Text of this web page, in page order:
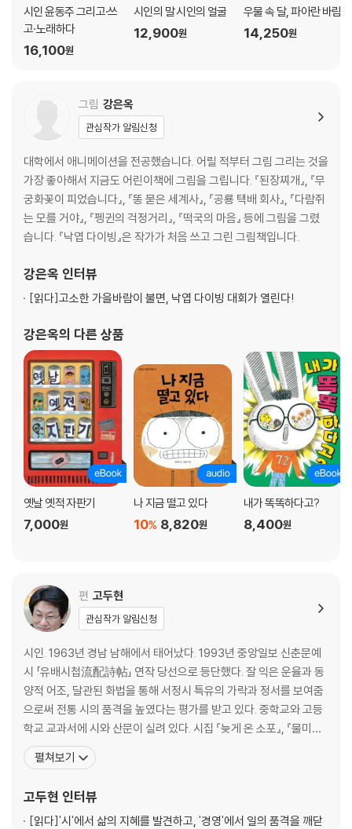
시인 윤동주 그리고·쓰
고·노래하다
16,100원
시인의 말 시인의 얼굴
12,900원
우물 속 달, 파아란 바람
14,250원
그림 강은옥
관심작가 알림신청
대학에서 애니메이션을 전공했습니다. 어릴 적부터 그림 그리는 것을
가장 좋아해서 지금도 어린이책에 그림을 그립니다. 『된장찌개』, 『무
궁화꽃이 피었습니다』, 『똥 묻은 세계사』, 『공룡 택배 회사』, 『다람쥐
는 모를 거야』, 『펭귄의 걱정거리』, 『떡국의 마음』 등에 그림을 그렸
습니다. 『낙엽 다이빙』은 작가가 처음 쓰고 그린 그림책입니다.
강은옥 인터뷰
[읽다]고소한 가을바람이 불면, 낙엽 다이빙 대회가 열린다!
강은옥의 다른 상품
옛날 옛적 자판기
7,000원
나 지금 떨고 있다
8,820원
10%
내가 똑똑하다고?
8,400원
편 고두현
관심작가 알림신청
시인. 1963년 경남 남해에서 태어났다. 1993년 중앙일보 신춘문예
시 「유배시첩流配詩帖」 연작 당선으로 등단했다. 잘 익은 운율과 동
양적 어조, 달관된 화법을 통해 서정시 특유의 가락과 정서를 보여줌
으로써 전통 시의 품격을 높였다는 평가를 받고 있다. 중학교와 고등
학교 교과서에 시와 산문이 실려 있다. 시집 『늦게 온 소포』, 『물미해
안에서 보내는 편지』, 『달의 뒷면을 보다』, 『오래된 길이 돌아서서 나
를 바라볼 때』, 시선집 『남해, 바다를 걷다』를 펴냈다. 한국경제신문
시산문집 『시 읽는 CEO』와 『
펼쳐보기
고두현 인터뷰
[읽다]'시'에서 삶의 지혜를 발견하고, '경영'에서 일의 품격을 깨닫